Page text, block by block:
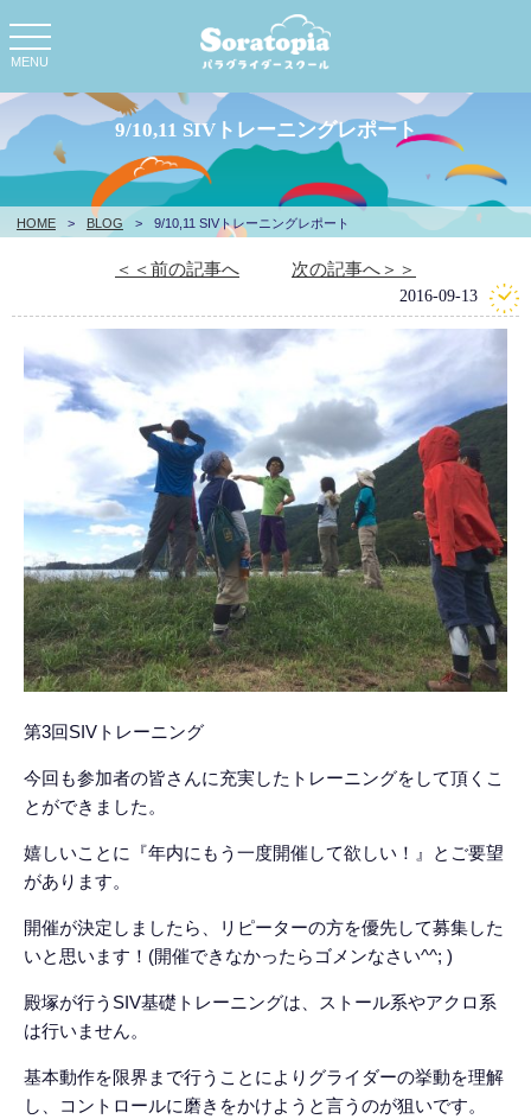
toggle
navigation
MENU
HOME > BLOG > 9/10,11 SIVトレーニングレポート
9/10,11 SIVトレーニングレポート
＜＜前の記事へ 次の記事へ＞＞
2016-09-13
第3回SIVトレーニング
今回も参加者の皆さんに充実したトレーニングをして頂くこ
とができました。
嬉しいことに『年内にもう一度開催して欲しい！』とご要望
があります。
開催が決定しましたら、リピーターの方を優先して募集した
いと思います！(開催できなかったらゴメンなさい^^; )
殿塚が行うSIV基礎トレーニングは、ストール系やアクロ系
は行いません。
基本動作を限界まで行うことによりグライダーの挙動を理解
し、コントロールに磨きをかけようと言うのが狙いです。